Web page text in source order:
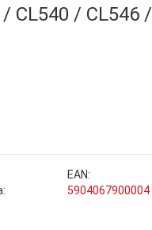
CL540 / CL546 /
EAN:
5904067900004